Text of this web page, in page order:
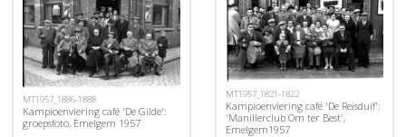
MT1957_1886-1888
Kampioenviering café 'De Gilde':
groepsfoto, Emelgem 1957
MT1957_1821-1822
Kampioenviering café 'De Reisduif':
'Manillerclub Om ter Best',
Emelgem1957